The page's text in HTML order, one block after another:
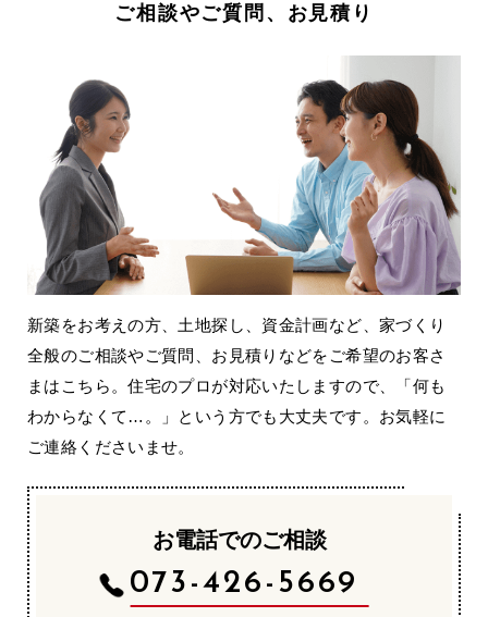
ご相談やご質問、お見積り
新築をお考えの方、土地探し、資金計画など、家づくり
全般のご相談やご質問、お見積りなどをご希望のお客さ
まはこちら。住宅のプロが対応いたしますので、「何も
わからなくて…。」という方でも大丈夫です。お気軽に
ご連絡くださいませ。
お電話でのご相談
073-426-5669